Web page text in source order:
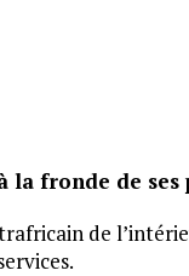
fronde de ses
de